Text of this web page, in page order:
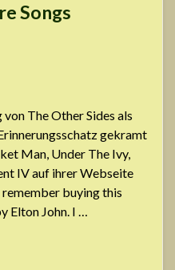
Songs
The Other Sides als
gekramt
Man, Under The Ivy,
IV auf ihrer Webseite
buying this
Elton John. I …